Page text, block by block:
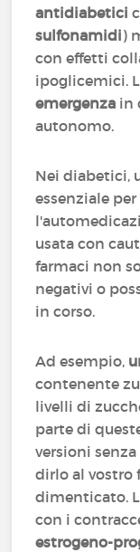
antidiabetici
sulfonamidi)
con effetti
ipoglicemici.
emergenza in
autonomo.
Nei diabetici,
essenziale
usata con
farmaci non
negativi o
in corso.
Ad esempio,
contenente
livelli di
parte di
versioni
dirlo al vostro
dimenticato.
con i
estrogeno-